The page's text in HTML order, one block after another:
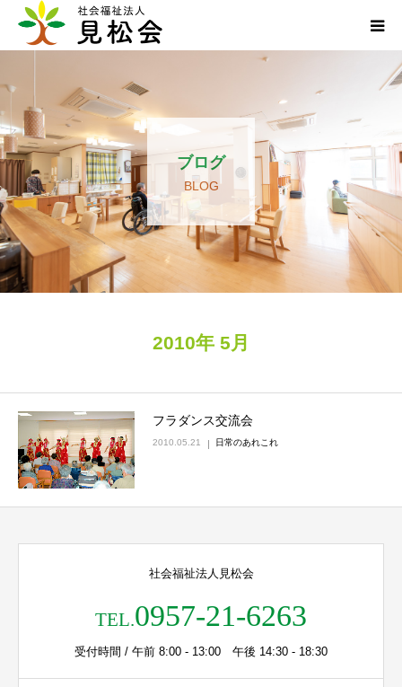
ブログ
BLOG
2010年 5月
フラダンス交流会
2010.05.21 日常のあれこれ
社会福祉法人見松会
TEL.0957-21-6263
受付時間 / 午前 8:00 - 13:00 午後 14:30 - 18:30
施設案内
サービス内容
求人・ボランティア
アクセス